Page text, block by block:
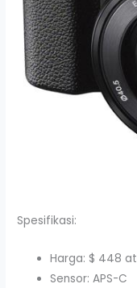
Spesifikasi:
Harga: $ 448
Sensor: APS-C